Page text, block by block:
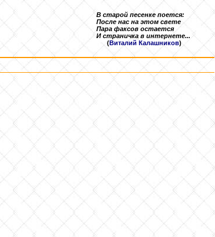
В старой песенке поется:
После нас на этом свете
Пара факсов остается
И страничка в интернете...
(Виталий Калашников)